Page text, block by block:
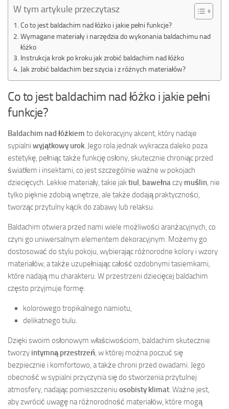
W tym artykule przeczytasz
Co to jest baldachim nad łóżko i jakie pełni funkcje?
Wymagane materiały i narzędzia do wykonania baldachimu nad
łóżko
Instrukcja krok po kroku jak zrobić baldachim nad łóżko
Jak zrobić baldachim bez szycia i z różnych materiałów?
Co to jest baldachim nad łóżko i jakie pełni
funkcje?
Baldachim nad łóżkiem to dekoracyjny akcent, który nadaje
sypialni wyjątkowy urok. Jego rola jednak wykracza daleko poza
estetykę, pełniąc także funkcję osłony, skutecznie chroniąc przed
światłem i insektami, co jest szczególnie ważne w pokojach
dziecięcych. Lekkie materiały, takie jaktiul, bawełnaczy muślin, nie
tylko pięknie zdobią wnętrze, ale także dodają praktyczności,
tworząc przytulny kącik do zabawy lub relaksu.
Baldachim otwiera przed nami wiele możliwości aranżacyjnych, co
czyni go uniwersalnym elementem dekoracyjnym. Możemy go
dostosować do stylu pokoju, wybierając różnorodne kolory i wzory
materiałów, a także uzupełniając całość ozdobnymi tasiemkami,
które nadają mu charakteru. W przestrzeni dziecięcej baldachim
często przyjmuje formę:
kolorowego tropikalnego namiotu,
delikatnego tiulu.
Dzięki swoim osłonowym właściwościom, baldachim skutecznie
tworzy intymną przestrzeń, w której można poczuć się
bezpiecznie i komfortowo, a także chroni przed owadami. Jego
obecność w sypialni przyczynia się do stworzenia przytulnej
atmosfery, nadając pomieszczeniu osobisty klimat. Ważne jest,
aby zwrócić uwagę na różnorodność materiałów, które mogą